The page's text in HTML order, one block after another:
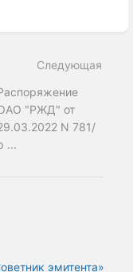
Следующая
"РЖД" от
N 781/
...
эмитента»